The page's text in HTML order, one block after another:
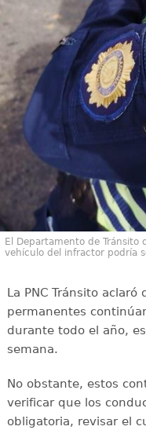
El Departamento de Tránsito
vehículo del infractor podría
La PNC Tránsito aclaró
permanentes
durante todo el año,
semana.
No obstante, estos
verificar que los
obligatoria, revisar el